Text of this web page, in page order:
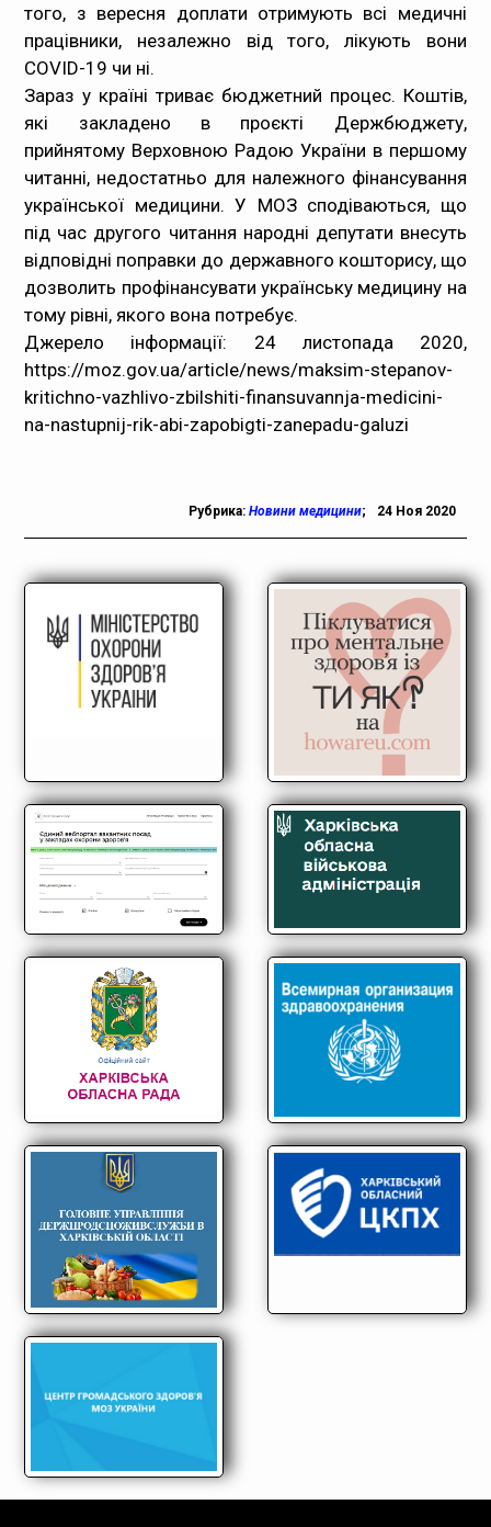
того, з вересня доплати отримують всі медичні
працівники, незалежно від того, лікують вони
COVID-19 чи ні.
Зараз у країні триває бюджетний процес. Коштів,
які закладено в проєкті Держбюджету,
прийнятому Верховною Радою України в першому
читанні, недостатньо для належного фінансування
української медицини. У МОЗ сподіваються, що
під час другого читання народні депутати внесуть
відповідні поправки до державного кошторису, що
дозволить профінансувати українську медицину на
тому рівні, якого вона потребує.
Джерело інформації: 24 листопада 2020,
https://moz.gov.ua/article/news/maksim-stepanov-
kritichno-vazhlivo-zbilshiti-finansuvannja-medicini-
na-nastupnij-rik-abi-zapobigti-zanepadu-galuzi
Рубрика: Новини медицини; 24 Ноя 2020